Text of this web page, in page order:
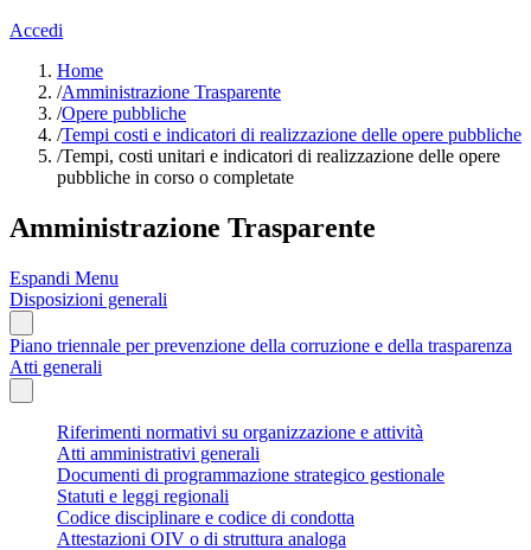
Accedi
Home
/Amministrazione Trasparente
/Opere pubbliche
/Tempi costi e indicatori di realizzazione delle opere pubbliche
/Tempi, costi unitari e indicatori di realizzazione delle opere
pubbliche in corso o completate
Amministrazione Trasparente
Espandi Menu
Disposizioni generali
Piano triennale per prevenzione della corruzione e della trasparenza
Atti generali
Riferimenti normativi su organizzazione e attività
Atti amministrativi generali
Documenti di programmazione strategico gestionale
Statuti e leggi regionali
Codice disciplinare e codice di condotta
Attestazioni OIV o di struttura analoga